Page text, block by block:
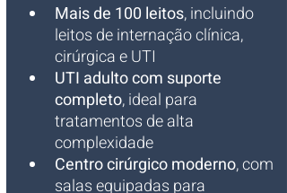
Mais de 100 leitos, incluindo
leitos de internação clínica,
cirúrgica e UTI
UTI adulto com suporte
completo, ideal para
tratamentos de alta
complexidade
Centro cirúrgico moderno, com
salas equipadas para